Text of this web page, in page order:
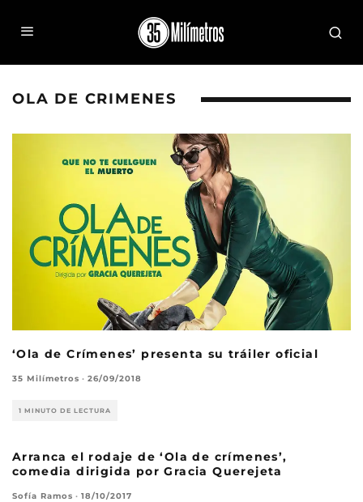
OLA DE CRIMENES
‘Ola de Crímenes’ presenta su tráiler oficial
35 Milímetros · 26/09/2018
1 MINUTO DE LECTURA
Arranca el rodaje de ‘Ola de crímenes’,
comedia dirigida por Gracia Querejeta
Sofía Ramos · 18/10/2017